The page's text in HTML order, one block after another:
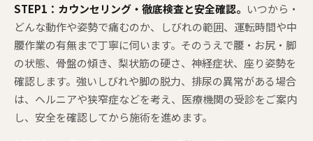
STEP1：カウンセリング・徹底検査と安全確認。 いつから・
どんな動作や姿勢で痛むのか、しびれの範囲、運転時間や中
腰作業の有無まで丁寧に伺います。そのうえで腰・お尻・脚
の状態、骨盤の傾き、梨状筋の硬さ、神経症状、座り姿勢を
確認します。強いしびれや脚の脱力、排尿の異常がある場合
は、ヘルニアや狭窄症などを考え、医療機関の受診をご案内
し、安全を確認してから施術を進めます。